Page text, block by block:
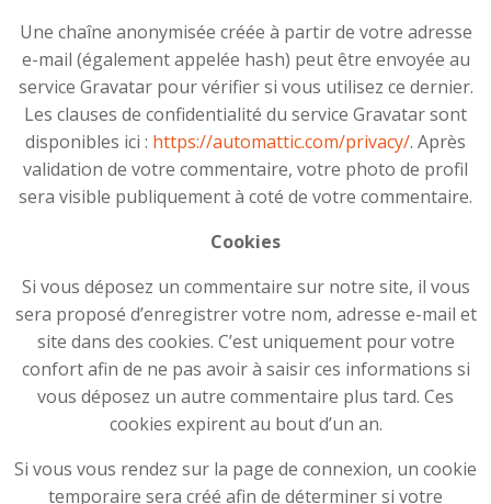
Une chaîne anonymisée créée à partir de votre adresse
e-mail (également appelée hash) peut être envoyée au
service Gravatar pour vérifier si vous utilisez ce dernier.
Les clauses de confidentialité du service Gravatar sont
disponibles ici : https://automattic.com/privacy/. Après
validation de votre commentaire, votre photo de profil
sera visible publiquement à coté de votre commentaire.
Cookies
Si vous déposez un commentaire sur notre site, il vous
sera proposé d’enregistrer votre nom, adresse e-mail et
site dans des cookies. C’est uniquement pour votre
confort afin de ne pas avoir à saisir ces informations si
vous déposez un autre commentaire plus tard. Ces
cookies expirent au bout d’un an.
Si vous vous rendez sur la page de connexion, un cookie
temporaire sera créé afin de déterminer si votre